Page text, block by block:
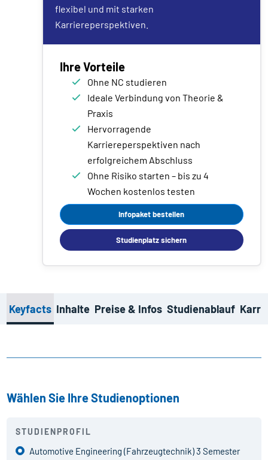
flexibel und mit starken
Karriereperspektiven.
Ihre Vorteile
Ohne NC studieren
Ideale Verbindung von Theorie &
Praxis
Hervorragende
Karriereperspektiven nach
erfolgreichem Abschluss
Ohne Risiko starten – bis zu 4
Wochen kostenlos testen
Infopaket bestellen
Studienplatz sichern
Keyfacts Inhalte Preise & Infos Studienablauf
Wählen Sie Ihre Studienoptionen
STUDIENPROFIL
Automotive Engineering (Fahrzeug­technik) 3 Semester